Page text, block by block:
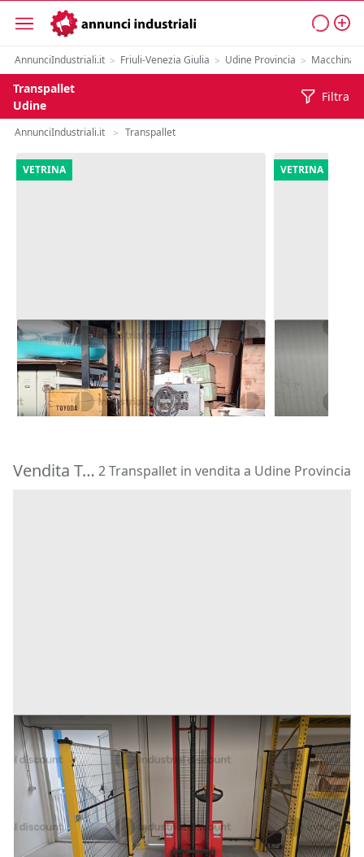
AnnunciIndustriali.it > Friuli-Venezia Giulia > Udine Provincia > Macchinari
Transpallet
Udine
Filtra
AnnunciIndustriali.it > Transpallet
VETRINA
20#9854 Muletto
Urago D'oglio (Brescia)
3.060 €
VETRINA
12#10277
Mantova
153 €
Vendita Transpallet in Provincia di Udine 2 Transpallet in vendita a Udine Provincia
4#10268 Transpallet elettrici e manuali a forche
lunghe e con bilancia
Inserito il: 24/07/2026
Carlino (Udine)
Prezzo
1.330 €
Codice annuncio:632572354